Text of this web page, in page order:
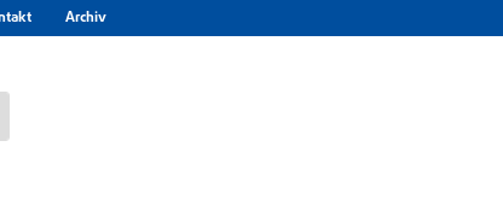
Archiv